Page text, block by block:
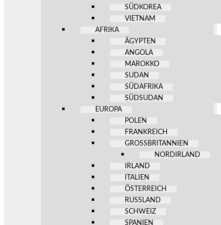
SÜDKOREA
VIETNAM
AFRIKA
ÄGYPTEN
ANGOLA
MAROKKO
SUDAN
SÜDAFRIKA
SÜDSUDAN
EUROPA
POLEN
FRANKREICH
GROSSBRITANNIEN
NORDIRLAND
IRLAND
ITALIEN
ÖSTERREICH
RUSSLAND
SCHWEIZ
SPANIEN